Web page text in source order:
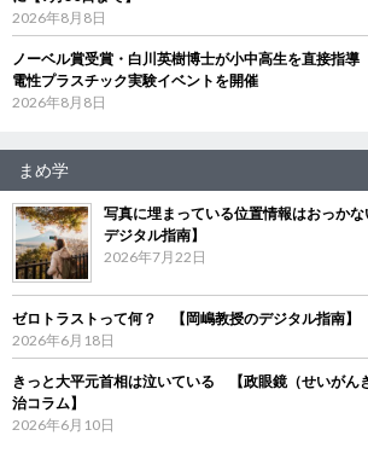
2026年8月8日
ノーベル賞受賞・白川英樹博士が小中高生を直接指
電性プラスチック実験イベントを開催
2026年8月8日
まめ学
写真に埋まっている位置情報はおっか
デジタル指南】
2026年7月22日
ゼロトラストって何？ 【岡嶋教授のデジタル指南】
2026年6月18日
きっと大平元首相は泣いている 【政眼鏡（せいがん
治コラム】
2026年6月10日